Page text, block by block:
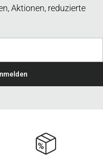
Aktionen, reduzierte